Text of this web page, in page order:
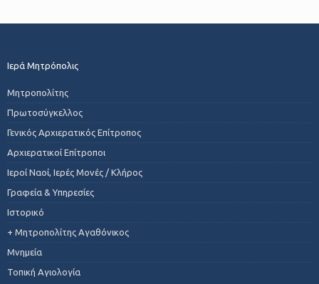
Ιερά Μητρόπολις
Μητροπολίτης
Πρωτοσύγκελλος
Γενικός Αρχιερατικός Επίτροπος
Αρχιερατικοί Επίτροποι
Ιεροί Ναοί, Ιερές Μονές / Κλήρος
Γραφεία & Υπηρεσίες
Ιστορικό
+ Μητροπολίτης Αγαθόνικος
Μνημεία
Τοπική Αγιολογία